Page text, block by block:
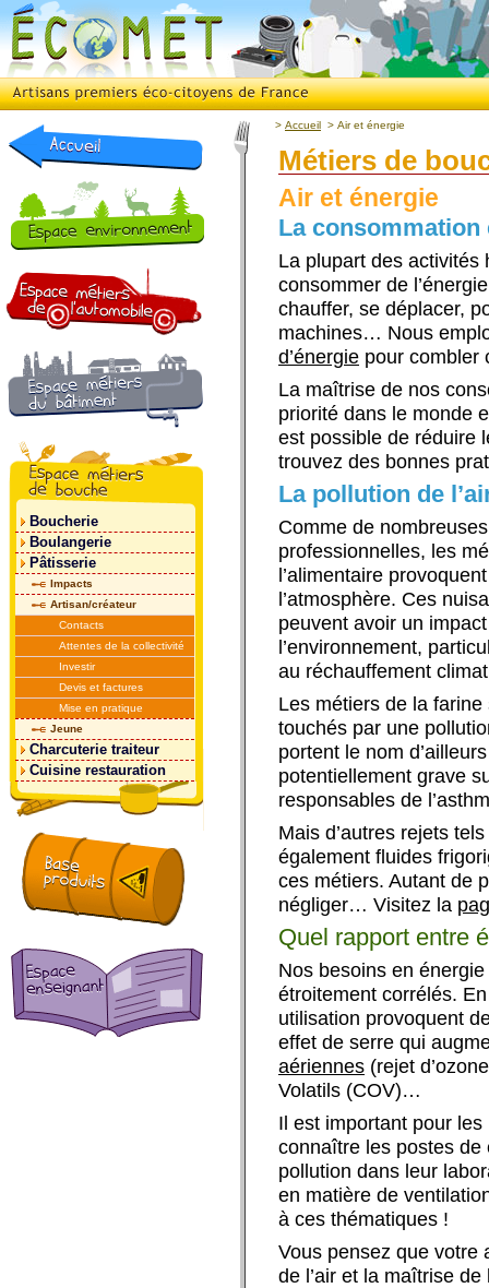
Boucherie
Boulangerie
Pâtisserie
Impacts
Artisan/créateur
Contacts
Attentes de la collectivité
Investir
Devis et factures
Mise en pratique
Jeune
Charcuterie traiteur
Cuisine restauration
> Accueil > Air et énergie
Métiers de
Air et énergie
La consommation
La plupart des activités
consommer de
chauffer, se déplacer,
machines… Nous
d’énergie pour combler
La maîtrise de nos
priorité dans le monde
est possible de réduire
trouvez des bonnes
La pollution de
Comme de
professionnelles, les
l’alimentaire
l’atmosphère. Ces
peuvent avoir un
l’environnement,
au réchauffement
Les métiers de la
touchés par une
portent le nom
potentiellement grave
responsables de
Mais d’autres rejets
également fluides
ces métiers. Autant de
négliger… Visitez la
Quel rapport entre
Nos besoins en
étroitement corrélés.
utilisation provoquent
effet de serre qui
aériennes (rejet
Volatils (COV)…
Il est important pour
connaître les postes de
pollution dans leur
en matière de
à ces thématiques !
Vous pensez que votre
de l’air et la maîtrise